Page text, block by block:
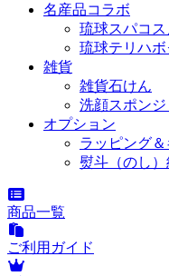
名産品コラボ
琉球スパコス
琉球テリハボ
雑貨
雑貨石けん
洗顔スポン
オプション
ラッピング
熨斗（のし）
商品一覧
ご利用ガイド